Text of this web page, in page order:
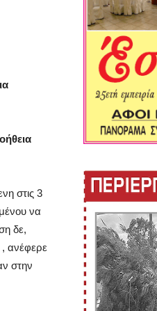
στις 3
να
δε,
, ανέφερε
στην